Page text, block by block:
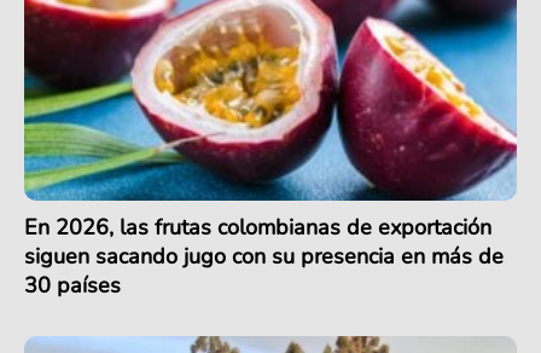
En 2026, las frutas colombianas de exportación
siguen sacando jugo con su presencia en más de
30 países